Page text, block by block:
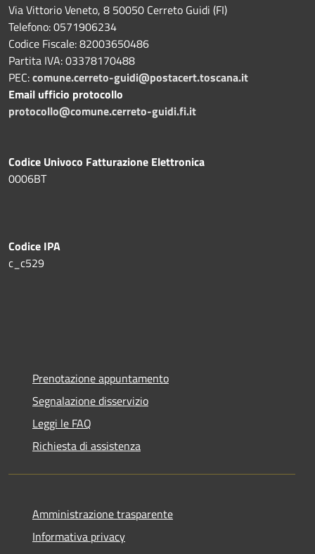
Via Vittorio Veneto, 8 50050 Cerreto Guidi (FI)
Telefono: 0571906234
Codice Fiscale: 82003650486
Partita IVA: 03378170488
PEC:comune.cerreto-guidi@postacert.toscana.it
Email ufficio protocollo
protocollo@comune.cerreto-guidi.fi.it
Codice Univoco Fatturazione Elettronica
0006BT
Codice IPA
c_c529
Prenotazione appuntamento
Segnalazione disservizio
Leggi le FAQ
Richiesta di assistenza
Amministrazione trasparente
Informativa privacy